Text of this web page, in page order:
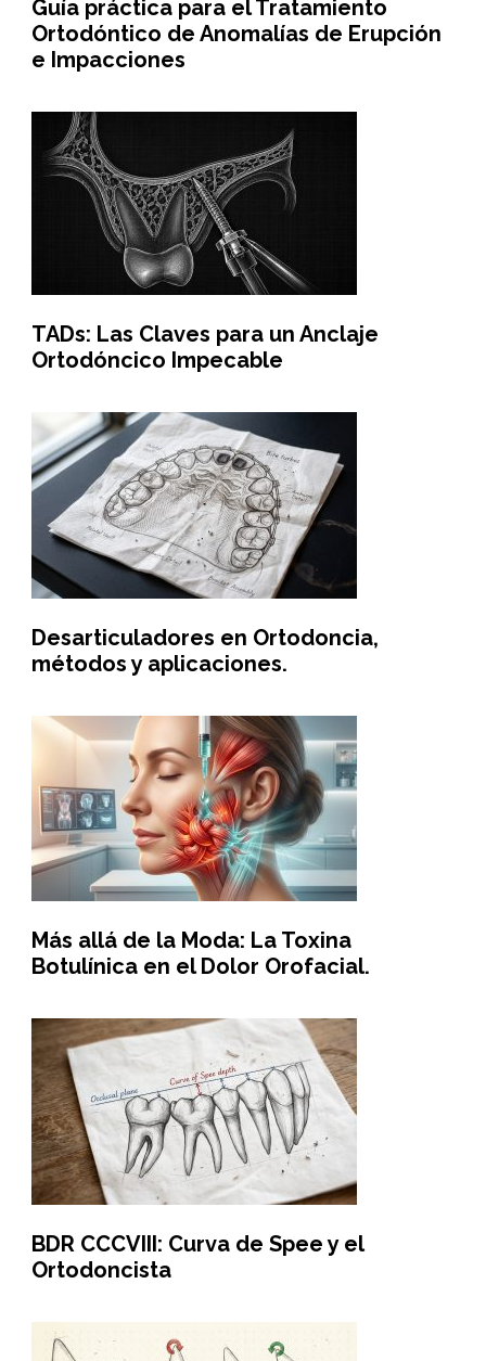
Guía práctica para el Tratamiento
Ortodóntico de Anomalías de Erupción
e Impacciones
TADs: Las Claves para un Anclaje
Ortodóncico Impecable
Desarticuladores en Ortodoncia,
métodos y aplicaciones.
Más allá de la Moda: La Toxina
Botulínica en el Dolor Orofacial.
BDR CCCVIII: Curva de Spee y el
Ortodoncista